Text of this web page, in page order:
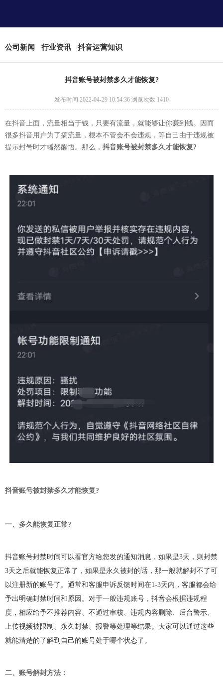
公司新闻 行业资讯 抖音运营知识
抖音账号被封禁多久才能恢复?
发布时间 2022-04-29 10:54:36 浏览次数 1410
在抖音上面，流量相当于钱，只要有流量，就能够让你赚到钱。因而
很多抖音用户为了搞流量，根本不管会不会违规，等自己由于违规被
提示封号时才幡然醒悟。那么， 抖音账号被封禁多久才能恢复?
抖音账号被封禁多久才能恢复?
一、多久能恢复正常?
抖音账号封禁时间可以看官方给您发的通知消息，如果是3天，则封禁
3天之后就能恢复正常了，如果是永久被封的话，那一般就解封不了可
以注册新的账号了。 通常和客服申诉反馈时间在1-3天内，客服都会给
予出明确封禁时间和原因。对于一般违规账号，抖音会根据违规程
度，相应给予不推荐内容、 不通过审核、违规内容删除、后台警示、
上传视频被限制、永久封禁、报警等处理等结果。大家可以通过这些
就能清楚的了解到自己的账号处于哪个状态了。
二、账号解封方法：